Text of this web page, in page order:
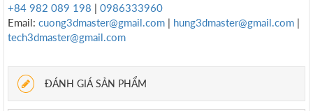
+84 982 089 198 | 0986333960
Email: cuong3dmaster@gmail.com | hung3dmaster@gmail.com |
tech3dmaster@gmail.com
ĐÁNH GIÁ SẢN PHẨM